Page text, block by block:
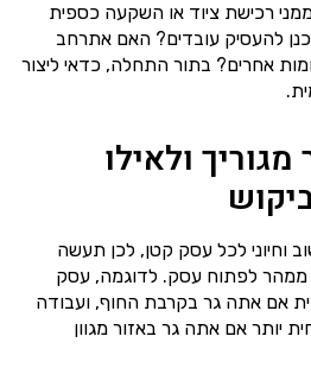
רכישת ציוד או השקעה כספית
להעסיק עובדים? האם אתרחב
אחרים? בתור התחלה, כדאי ליצור
ולאילו
וחיוני לכל עסק קטן, לכן תעשה
ממהר לפתוח עסק. לדוגמה, עסק
אם אתה גר בקרבת החוף, ועבודה
יותר אם אתה גר באזור מגוון